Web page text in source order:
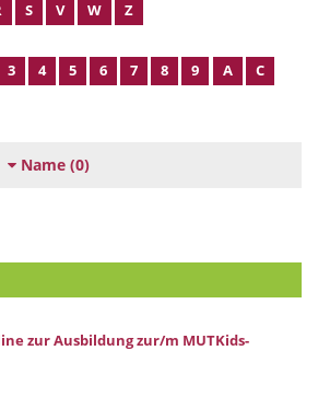
S V W Z
3 4 5 6 7 8 9 A
C
Name (0)
zur Ausbildung zur/m MUTKids-